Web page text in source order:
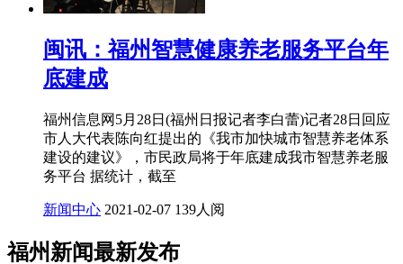
闽讯：福州智慧健康养老服务平台年
底建成
福州信息网5月28日(福州日报记者李白蕾)记者28日回应
市人大代表陈向红提出的《我市加快城市智慧养老体系
建设的建议》，市民政局将于年底建成我市智慧养老服
务平台 据统计，截至
新闻中心 2021-02-07 139人阅
福州新闻最新发布